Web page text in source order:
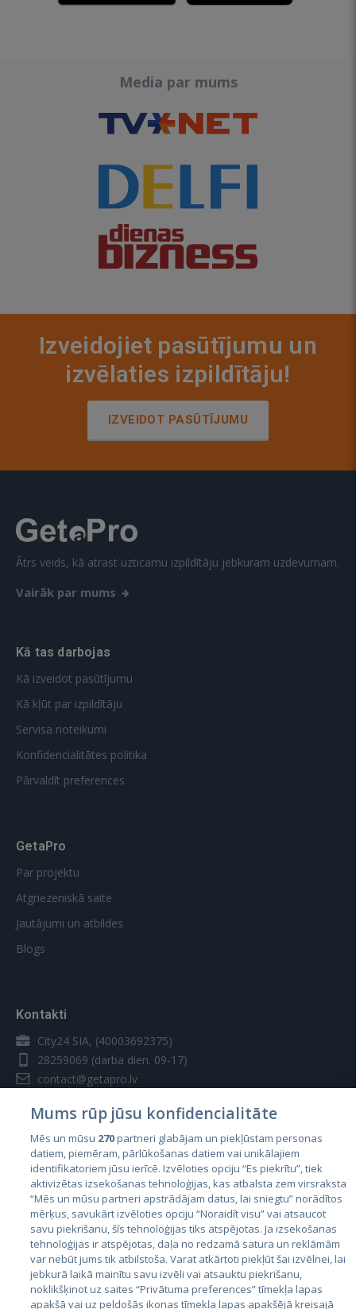
Media par mums
Izveidojiet pasūtījumu un
izvēlaties izpildītāju!
IZVEIDOT PASŪTĪJUMU
Ātrs veids, kā atrast uzticamu izpildītāju jebkuram uzdevumam.
Vairāk par mums
Kā tas darbojas
Kā izveidot pasūtījumu
Kā kļūt par izpildītāju
Servisa noteikumi
Konfidencialitātes politika
Pārvaldīt preferences
GetaPro
Par projektu
Atgriezeniskā saite
Jautājumi un atbildes
Blogs
Kontakti
City24 SIA, (40003692375)
28259069 (darba dien. 09-17)
contact@getapro.lv
Valstis
Igaunija
Latvija
Lietuva
Mums rūp jūsu konfidencialitāte
Mēs un mūsu 270partneri glabājam un piekļūstam personas
datiem, piemēram, pārlūkošanas datiem vai unikālajiem
identifikatoriem jūsu ierīcē. Izvēloties opciju “Es piekrītu”, tiek
aktivizētas izsekošanas tehnoloģijas, kas atbalsta zem virsraksta
“Mēs un mūsu partneri apstrādājam datus, lai sniegtu” norādītos
mērķus, savukārt izvēloties opciju “Noraidīt visu” vai atsaucot
savu piekrišanu, šīs tehnoloģijas tiks atspējotas. Ja izsekošanas
tehnoloģijas ir atspējotas, daļa no redzamā satura un reklāmām
var nebūt jums tik atbilstoša. Varat atkārtoti piekļūt šai izvēlnei, lai
jebkurā laikā mainītu savu izvēli vai atsauktu piekrišanu,
noklikšķinot uz saites “Privātuma preferences” tīmekļa lapas
apakšā vai uz peldošās ikonas tīmekļa lapas apakšējā kreisajā